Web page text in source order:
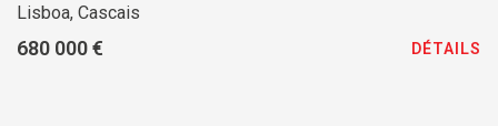
Lisboa, Cascais
680 000 € DÉTAILS